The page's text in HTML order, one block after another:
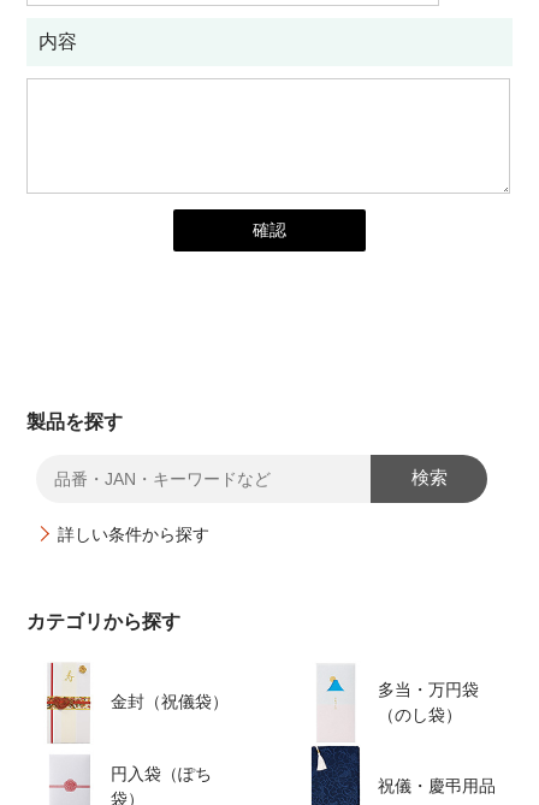
内容
製品を探す
検索
詳しい条件から探す
カテゴリから探す
金封（祝儀袋）
多当・万円袋
（のし袋）
円入袋（ぽち
袋）
祝儀・慶弔用品